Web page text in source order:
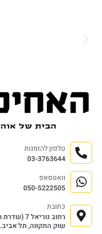
טלפון להזמנות
03-3763644
וואטסאפ
050-5222505
כתובת
רחוב נוריאל 7 (שדרת הבשר)
שוק התקווה, תל אביב.